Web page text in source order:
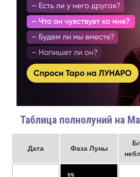
Таблица полнолуний на
Дата Фаза Луны